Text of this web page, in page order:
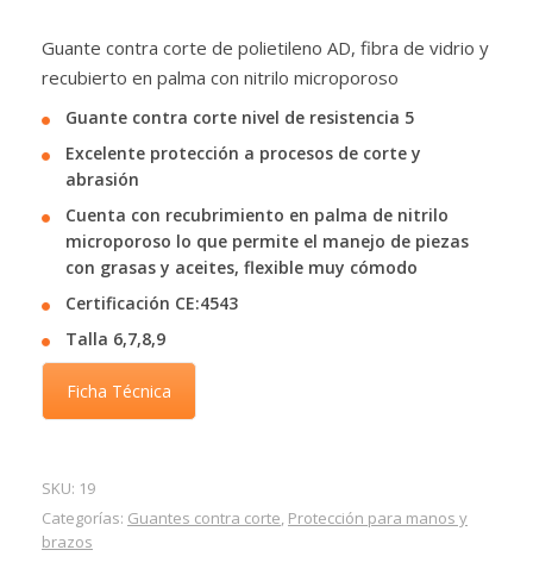
Guante contra corte de polietileno AD, fibra de vidrio y
recubierto en palma con nitrilo microporoso
Guante contra corte nivel de resistencia 5
Excelente protección a procesos de corte y
abrasión
Cuenta con recubrimiento en palma de nitrilo
microporoso lo que permite el manejo de piezas
con grasas y aceites, flexible muy cómodo
Certificación CE:4543
Talla 6,7,8,9
Ficha Técnica
SKU: 19
Categorías: Guantes contra corte, Protección para manos y
brazos